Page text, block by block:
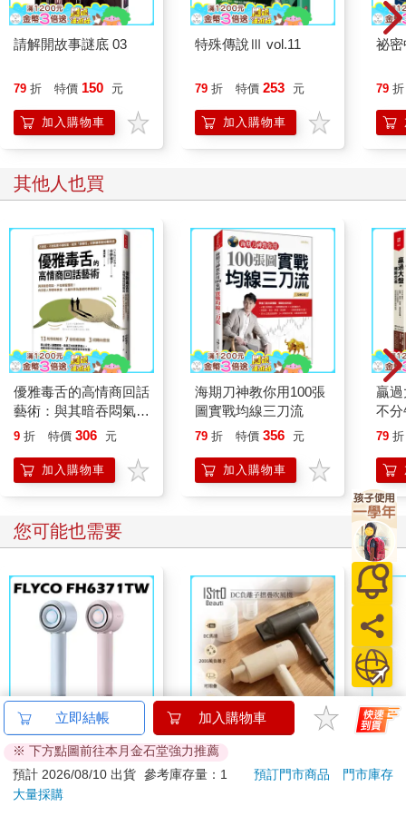
【步驟3】定下一個具體日期，當作你「擁有」那一筆財富的截止
日。
【步驟4】打造一套實現渴望的明確計畫，無論是否已做好準備，
請立即付諸行動。
【步驟5】寫下一份清晰扼要的聲明。詳載你打算賺取的金額；定
述自己如何步步實現計畫內容。
【步驟6】每天早、晚大聲誦讀這份聲明。一次在睡前，另一次在
晨起後。你在大聲唸誦、閱讀過程中，就會感受並相信自己已經
準備好擁有這筆財富。
你得確實遵守並奉行第六個步驟，這一點非常重要。
你可能會抱怨，八字都還沒一撇，怎麼可能「看得到自己坐擁大
把銀子」。此時，熱烈渴望就會前來助你一臂之力。
如果你真的超級渴望有錢，這股渴望就會變成執念，毫無困難地
讓你渴望財富，因而形成使命必達的堅定決心，說服自己「相
信」夢想終會實現。
唯有心存「致富意識」的人才可能大富大貴。致富意識指的是，
自己如此全心全意地渴望致富，以致看得到自己真的已經坐擁財
富了。
對於那些不理解人類心智活動原則的人而言，這些指示可能顯得
不切實際；但如果這些人知道這是安德魯．卡內基親授的信條，
而且他是從一名鋼鐵廠的普通工人做起，出身卑賤，卻因為採行
這些原則而賺到億萬美元財富，肯定會就此改觀。
如果他們也知道，筆者推薦的六道步驟實際上經過湯瑪士．愛迪
生的縝密檢視，或許更有幫助。愛迪生為六道步驟背書，同意它
們不僅是累積財富不可或缺的元素，也是達到任何目標的基本功
夫。
這些步驟不要求你必然得「勞心勞力」，也不要求你犧牲奉獻；
不會讓你變成誇張可笑、愚不可及的傻子；身體力行時不需要輔
請解開故事謎底 03
79 折 特價 150 元
加入購物車
特殊傳說Ⅲ vol.11
79 折 特價 253 元
加入購物車
祕
79 折
其他人也買
優雅毒舌的高情商回話
藝術：與其暗吞悶氣，
不如機智應對！向京都
學為基礎的表達絕技！
9 折 特價 306 元
加入購物車
海期刀神教你用100張
圖實戰均線三刀流
79 折 特價 356 元
加入購物車
贏
不
金
締
律
79 折
您可能也需要
FLYCO 飛科 高速負離
子吹風機FH6371TW
1990 1680 元
【ISITO】DC負離子
摺疊吹風機(IS-
25E07D)
599 元 88
立即結帳 加入購物車
※ 下方點圖前往本月金石堂強力推薦
預計 2026/08/10 出貨 參考庫存量：1 預訂門市商品
門市庫存
大量採購